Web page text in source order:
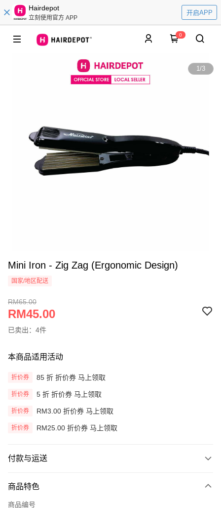
Hairdepot
立刻使用官方 APP
开启APP
0
1/3
Mini Iron - Zig Zag (Ergonomic Design)
国家/地区配送
RM65.00
RM45.00
已卖出：4件
本商品适用活动
折价券 85 折 折价券 马上领取
折价券 5 折 折价券 马上领取
折价券 RM3.00 折价券 马上领取
折价券 RM25.00 折价券 马上领取
付款与运送
信用卡一次付清
商品特色
商品编号